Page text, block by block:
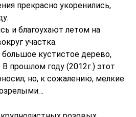
прекрасно укоренились,
и благоухают летом на
участка.
кустистое дерево,
прошлом году (2012г.) этот
но, к сожалению, мелкие